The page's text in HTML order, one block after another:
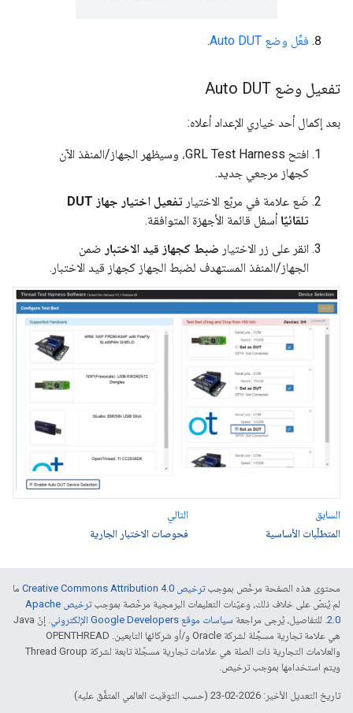
فعِّل وضع Auto DUT .
تفعيل وضع Auto DUT
بعد إكمال أحد خياري الإعداد أعلاه:
افتح GRL Test Harness، وسيظهر الجهاز/المنفذ الآن
كجهاز مرجعي جديد.
ضَع علامة في مربّع الاختيار
تفعيل اختيار جهاز DUT
تلقائيًا أسفل قائمة الأجهزة المتوافقة.
انقر على زر الاختيار ضبط كجهاز قيد الاختبار ضمن
الجهاز/المنفذ المستهدف لضبط الجهاز كجهاز قيد الاختبار.
السابق
المتطلّبات الأساسية
التالي
فحوصات الاختبار الجارية
محتوى هذه الصفحة مرخّص بموجبترخيص Creative Commons Attribution 4.0‏
ما
لم يُنصّ على خلاف ذلك، وعيّنات التعليمات البرمجية مرخّصة بموجب
ترخيص Apache
2.0‏ . للتفاصيل، يُرجى مراجعة سياسات موقع Google Developers الإلكتروني
. إنّ Java
هي علامة تجارية مسجَّلة لشركة Oracle و/أو شركائها التابعين. ‫OPENTHREAD
والعلامات التجارية ذات الصلة هي علامات تجارية مسجّلة تابعة لشركة Thread Group
ويتم استخدامها بموجب ترخيص.
تاريخ التعديل الأخير: 2026-02-23 (حسب التوقيت العالمي المتفَّق عليه)